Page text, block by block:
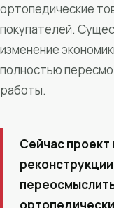
ортопедические
покупателей.
изменение
полностью
работы.
Сейчас проект